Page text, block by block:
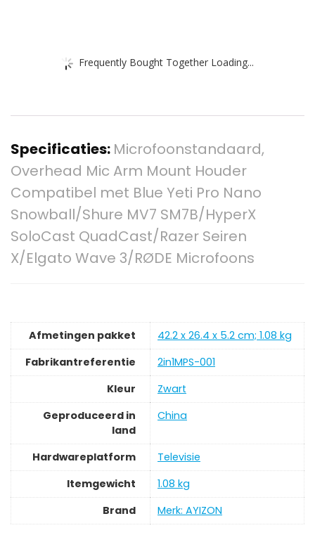
Frequently Bought Together Loading...
Specificaties: Microfoonstandaard,
Overhead Mic Arm Mount Houder
Compatibel met Blue Yeti Pro Nano
Snowball/Shure MV7 SM7B/HyperX
SoloCast QuadCast/Razer Seiren
X/Elgato Wave 3/RØDE Microfoons
Afmetingen pakket
‎42.2 x 26.4 x 5.2 cm; 1.08 kg
Fabrikantreferentie
‎2in1MPS-001
Kleur
‎Zwart
Geproduceerd in
land
‎China
Hardwareplatform
‎Televisie
Itemgewicht
‎1.08 kg
Brand
Merk: AYIZON